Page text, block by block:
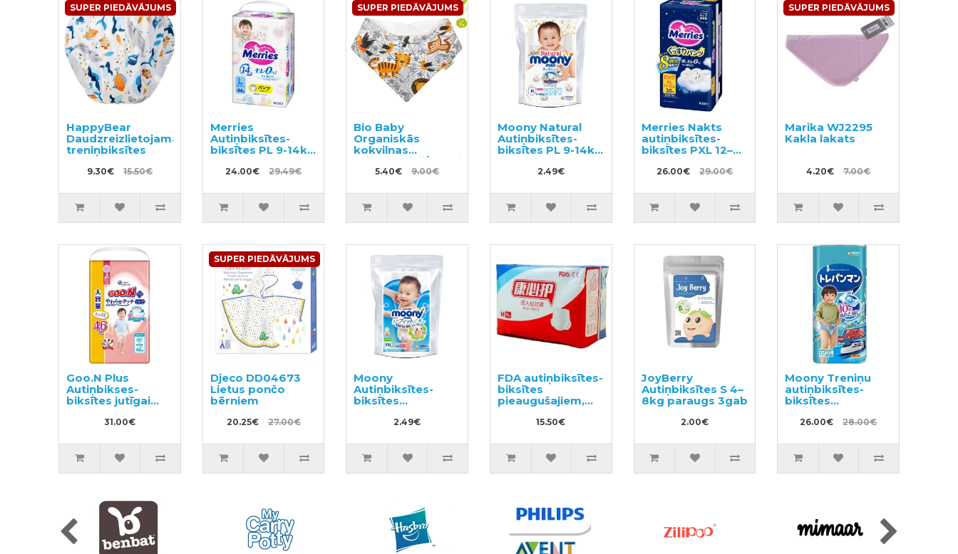
SUPER PIEDĀVĀJUMS
HappyBear
Daudzreizlietojamās
treniņbiksītes
9.30€ 15.50€
Merries
Autiņbiksītes-
biksītes PL 9-14kg
24.00€ 29.49€
SUPER PIEDĀVĀJUMS
Bio Baby
Organiskās
kokvilnas
priekšautiņš/lakatiņš
5.40€ 9.00€
Moony Natural
Autiņbiksītes-
biksītes PL 9-14kg
2.49€
Merries Nakts
autiņbiksītes-
biksītes PXL 12–22
26.00€ 29.00€
SUPER PIEDĀVĀJUMS
Marika WJ2295
Kakla lakats
4.20€ 7.00€
Goo.N Plus
Autiņbikses-
biksītes jutīgai
ādai PBL 12-22kg
46gab31.00€
SUPER PIEDĀVĀJUMS
Djeco DD04673
Lietus pončo
bērniem
20.25€ 27.00€
Moony
Autiņbiksītes-
biksītes
meitenēm PBL 12-
22kg paraugs
2.49€
FDA autiņbiksītes-
biksītes
pieaugušajiem,
izmērs M 16gab
15.50€
JoyBerry
Autiņbiksītes S 4–
8kg paraugs 3gab
2.00€
Moony Treniņu
autiņbiksītes-
biksītes
zēniem,bērna
pieradināšanai
22kg 30gab
26.00€ 28.00€